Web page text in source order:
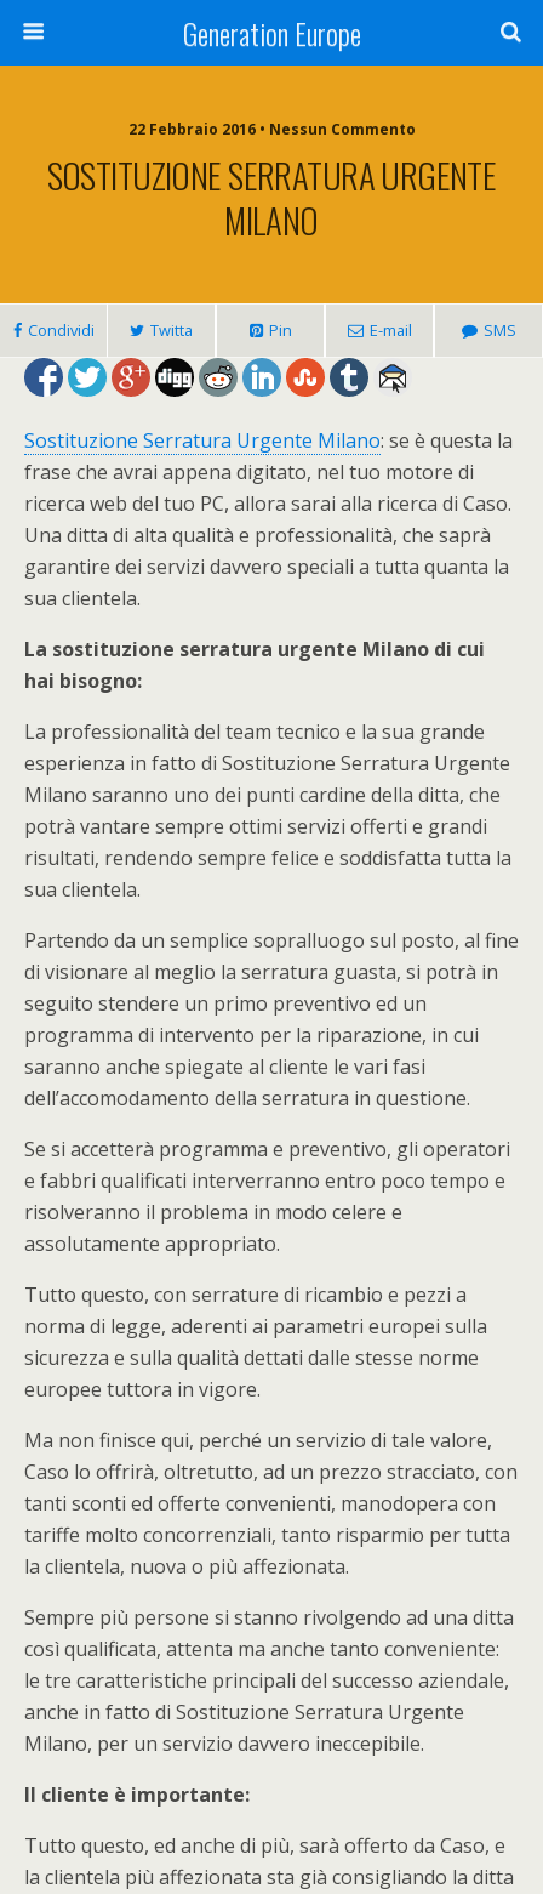
Generation Europe
22 Febbraio 2016 • Nessun Commento
SOSTITUZIONE SERRATURA URGENTE
MILANO
Condividi Twitta Pin E-mail SMS
Sostituzione Serratura Urgente Milano: se è questa la
frase che avrai appena digitato, nel tuo motore di
ricerca web del tuo PC, allora sarai alla ricerca di Caso.
Una ditta di alta qualità e professionalità, che saprà
garantire dei servizi davvero speciali a tutta quanta la
sua clientela.
La sostituzione serratura urgente Milano di cui
hai bisogno:
La professionalità del team tecnico e la sua grande
esperienza in fatto di Sostituzione Serratura Urgente
Milano saranno uno dei punti cardine della ditta, che
potrà vantare sempre ottimi servizi offerti e grandi
risultati, rendendo sempre felice e soddisfatta tutta la
sua clientela.
Partendo da un semplice sopralluogo sul posto, al fine
di visionare al meglio la serratura guasta, si potrà in
seguito stendere un primo preventivo ed un
programma di intervento per la riparazione, in cui
saranno anche spiegate al cliente le vari fasi
dell’accomodamento della serratura in questione.
Se si accetterà programma e preventivo, gli operatori
e fabbri qualificati interverranno entro poco tempo e
risolveranno il problema in modo celere e
assolutamente appropriato.
Tutto questo, con serrature di ricambio e pezzi a
norma di legge, aderenti ai parametri europei sulla
sicurezza e sulla qualità dettati dalle stesse norme
europee tuttora in vigore.
Ma non finisce qui, perché un servizio di tale valore,
Caso lo offrirà, oltretutto, ad un prezzo stracciato, con
tanti sconti ed offerte convenienti, manodopera con
tariffe molto concorrenziali, tanto risparmio per tutta
la clientela, nuova o più affezionata.
Sempre più persone si stanno rivolgendo ad una ditta
così qualificata, attenta ma anche tanto conveniente:
le tre caratteristiche principali del successo aziendale,
anche in fatto di Sostituzione Serratura Urgente
Milano, per un servizio davvero ineccepibile.
Il cliente è importante:
Tutto questo, ed anche di più, sarà offerto da Caso, e
la clientela più affezionata sta già consigliando la ditta